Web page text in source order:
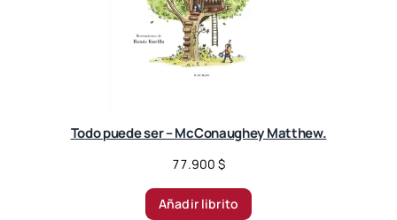
Todo puede ser – McConaughey Matthew.
77.900 $
Añadir librito